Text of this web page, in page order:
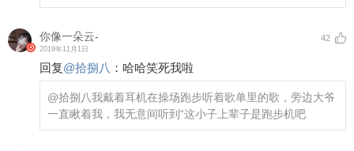
你像一朵云-
2019年11月1日
42
回复@拾捌八 ： 哈哈笑死我啦
@拾捌八我戴着耳机在操场跑步听着歌单里的歌，旁边大爷
一直瞅着我，我无意间听到“这小子上辈子是跑步机吧